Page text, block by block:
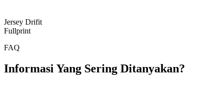
Jersey Drifit
Fullprint
FAQ
Informasi Yang Sering Ditanyakan?